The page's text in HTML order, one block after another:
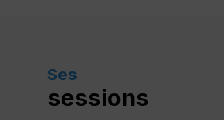
Ses
sessions